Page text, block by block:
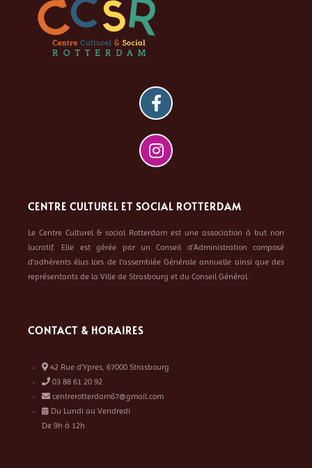
CENTRE CULTUREL ET SOCIAL ROTTERDAM
Le Centre Culturel & social Rotterdam est une association à but non
lucratif. Elle est gérée par un Conseil d’Administration composé
d’adhérents élus lors de l’assemblée Générale annuelle ainsi que des
représentants de la Ville de Strasbourg et du Conseil Général.
CONTACT & HORAIRES
42 Rue d’Ypres, 67000 Strasbourg
03 88 61 20 92
centrerotterdam67@gmail.com
Du Lundi au Vendredi
De 9h à 12h